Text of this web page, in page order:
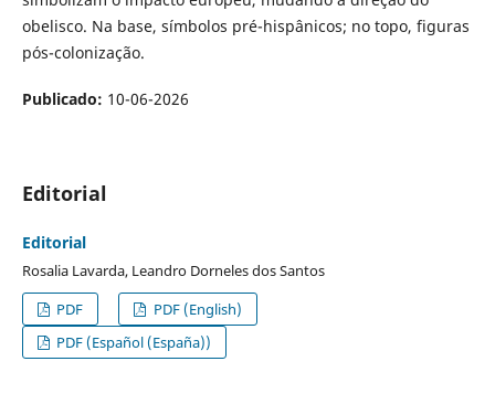
obelisco. Na base, símbolos pré-hispânicos; no topo, figuras
pós-colonização.
Publicado: 10-06-2026
Editorial
Editorial
Rosalia Lavarda, Leandro Dorneles dos Santos
PDF
PDF (English)
PDF (Español (España))